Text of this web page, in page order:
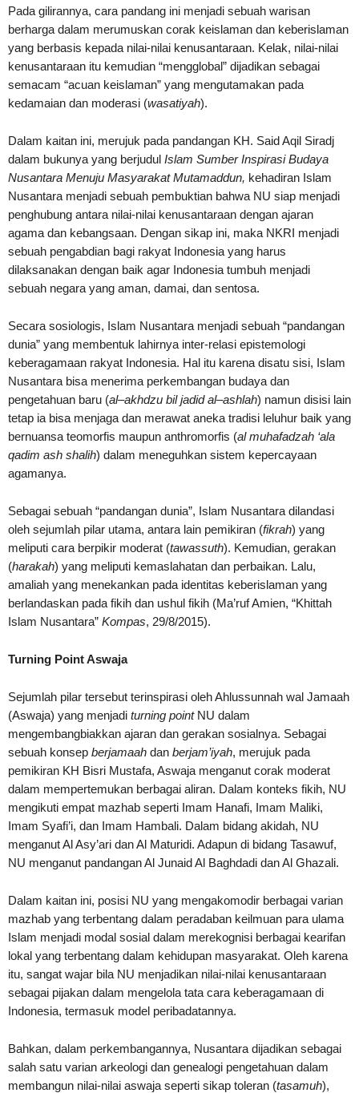
Pada gilirannya, cara pandang ini menjadi sebuah warisan
berharga dalam merumuskan corak keislaman dan keberislaman
yang berbasis kepada nilai-nilai kenusantaraan. Kelak, nilai-nilai
kenusantaraan itu kemudian “mengglobal” dijadikan sebagai
semacam “acuan keislaman” yang mengutamakan pada
kedamaian dan moderasi (wasatiyah).
Dalam kaitan ini, merujuk pada pandangan KH. Said Aqil Siradj
dalam bukunya yang berjudul Islam Sumber Inspirasi Budaya
Nusantara Menuju Masyarakat Mutamaddun, kehadiran Islam
Nusantara menjadi sebuah pembuktian bahwa NU siap menjadi
penghubung antara nilai-nilai kenusantaraan dengan ajaran
agama dan kebangsaan. Dengan sikap ini, maka NKRI menjadi
sebuah pengabdian bagi rakyat Indonesia yang harus
dilaksanakan dengan baik agar Indonesia tumbuh menjadi
sebuah negara yang aman, damai, dan sentosa.
Secara sosiologis, Islam Nusantara menjadi sebuah “pandangan
dunia” yang membentuk lahirnya inter-relasi epistemologi
keberagamaan rakyat Indonesia. Hal itu karena disatu sisi, Islam
Nusantara bisa menerima perkembangan budaya dan
pengetahuan baru (al–akhdzu bil jadid al–ashlah) namun disisi lain
tetap ia bisa menjaga dan merawat aneka tradisi leluhur baik yang
bernuansa teomorfis maupun anthromorfis (al muhafadzah ‘ala
qadim ash shalih) dalam meneguhkan sistem kepercayaan
agamanya.
Sebagai sebuah “pandangan dunia”, Islam Nusantara dilandasi
oleh sejumlah pilar utama, antara lain pemikiran (fikrah) yang
meliputi cara berpikir moderat (tawassuth). Kemudian, gerakan
(harakah) yang meliputi kemaslahatan dan perbaikan. Lalu,
amaliah yang menekankan pada identitas keberislaman yang
berlandaskan pada fikih dan ushul fikih (Ma’ruf Amien, “Khittah
Islam Nusantara” Kompas, 29/8/2015).
Turning Point Aswaja
Sejumlah pilar tersebut terinspirasi oleh Ahlussunnah wal Jamaah
(Aswaja) yang menjadi turning point NU dalam
mengembangbiakkan ajaran dan gerakan sosialnya. Sebagai
sebuah konsep berjamaah dan berjam’iyah, merujuk pada
pemikiran KH Bisri Mustafa, Aswaja menganut corak moderat
dalam mempertemukan berbagai aliran. Dalam konteks fikih, NU
mengikuti empat mazhab seperti Imam Hanafi, Imam Maliki,
Imam Syafi’i, dan Imam Hambali. Dalam bidang akidah, NU
menganut Al Asy’ari dan Al Maturidi. Adapun di bidang Tasawuf,
NU menganut pandangan Al Junaid Al Baghdadi dan Al Ghazali.
Dalam kaitan ini, posisi NU yang mengakomodir berbagai varian
mazhab yang terbentang dalam peradaban keilmuan para ulama
Islam menjadi modal sosial dalam merekognisi berbagai kearifan
lokal yang terbentang dalam kehidupan masyarakat. Oleh karena
itu, sangat wajar bila NU menjadikan nilai-nilai kenusantaraan
sebagai pijakan dalam mengelola tata cara keberagamaan di
Indonesia, termasuk model peribadatannya.
Bahkan, dalam perkembangannya, Nusantara dijadikan sebagai
salah satu varian arkeologi dan genealogi pengetahuan dalam
membangun nilai-nilai aswaja seperti sikap toleran (tasamuh),